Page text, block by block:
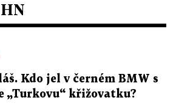
Kdo jel v černém BMW s
„Turkovu“ křižovatku?